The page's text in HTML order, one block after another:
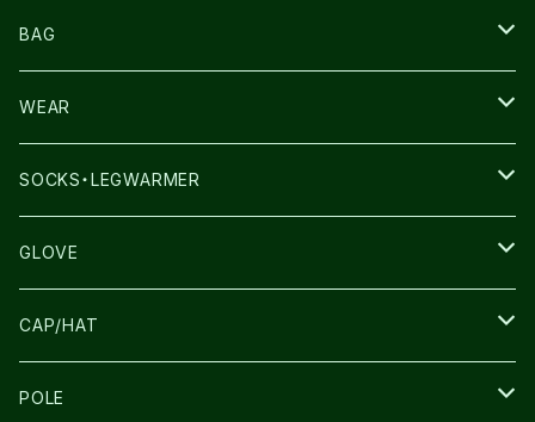
NNORMAL
TERREX
THE NORTH FACE
SALOMON
LA SPORTIVA
TECNICA
BAG
THE NORTH FACE
SALOMON
ULTIMATE DIRECTION
NNormal
COMPRESSPORT
WEAR
SALOMON
LA SPORTIVA
RUN AMOK
NNormal
SOCKS・LEGWARMER
DRYMAX
ULTIMATE DIRECTIN
R×L
GLOVE
SALOMON
ULTIMATE DIRECTION
CAP/HAT
LA SPORTIVA
POLE